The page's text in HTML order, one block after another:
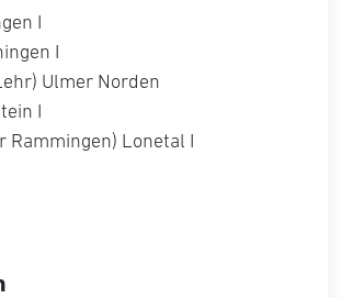
I
I
Ulmer Norden
I
Rammingen) Lonetal I